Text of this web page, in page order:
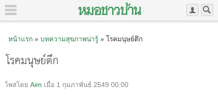
หน้าแรก» บทความสุขภาพน่ารู้» โรคมนุษย์ตึก
โรคมนุษย์ตึก
โพสโดย Aim เมื่อ 1 กุมภาพันธ์ 2549 00:00